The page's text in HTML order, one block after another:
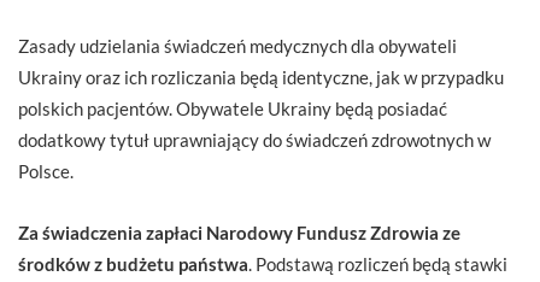
Zasady udzielania świadczeń medycznych dla obywateli
Ukrainy oraz ich rozliczania będą identyczne, jak w przypadku
polskich pacjentów. Obywatele Ukrainy będą posiadać
dodatkowy tytuł uprawniający do świadczeń zdrowotnych w
Polsce.
Za świadczenia zapłaci Narodowy Fundusz Zdrowia ze
środków z budżetu państwa . Podstawą rozliczeń będą stawki